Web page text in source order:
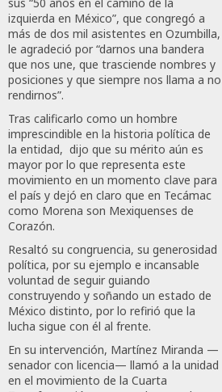
sus “50 años en el camino de la
izquierda en México”, que congregó a
más de dos mil asistentes en Ozumbilla,
le agradeció por “darnos una bandera
que nos une, que trasciende nombres y
posiciones y que siempre nos llama a no
rendirnos”.
Tras calificarlo como un hombre
imprescindible en la historia política de
la entidad, dijo que su mérito aún es
mayor por lo que representa este
movimiento en un momento clave para
el país y dejó en claro que en Tecámac
como Morena son Mexiquenses de
Corazón.
Resaltó su congruencia, su generosidad
política, por su ejemplo e incansable
voluntad de seguir guiando
construyendo y soñando un estado de
México distinto, por lo refirió que la
lucha sigue con él al frente.
En su intervención, Martínez Miranda —
senador con licencia— llamó a la unidad
en el movimiento de la Cuarta